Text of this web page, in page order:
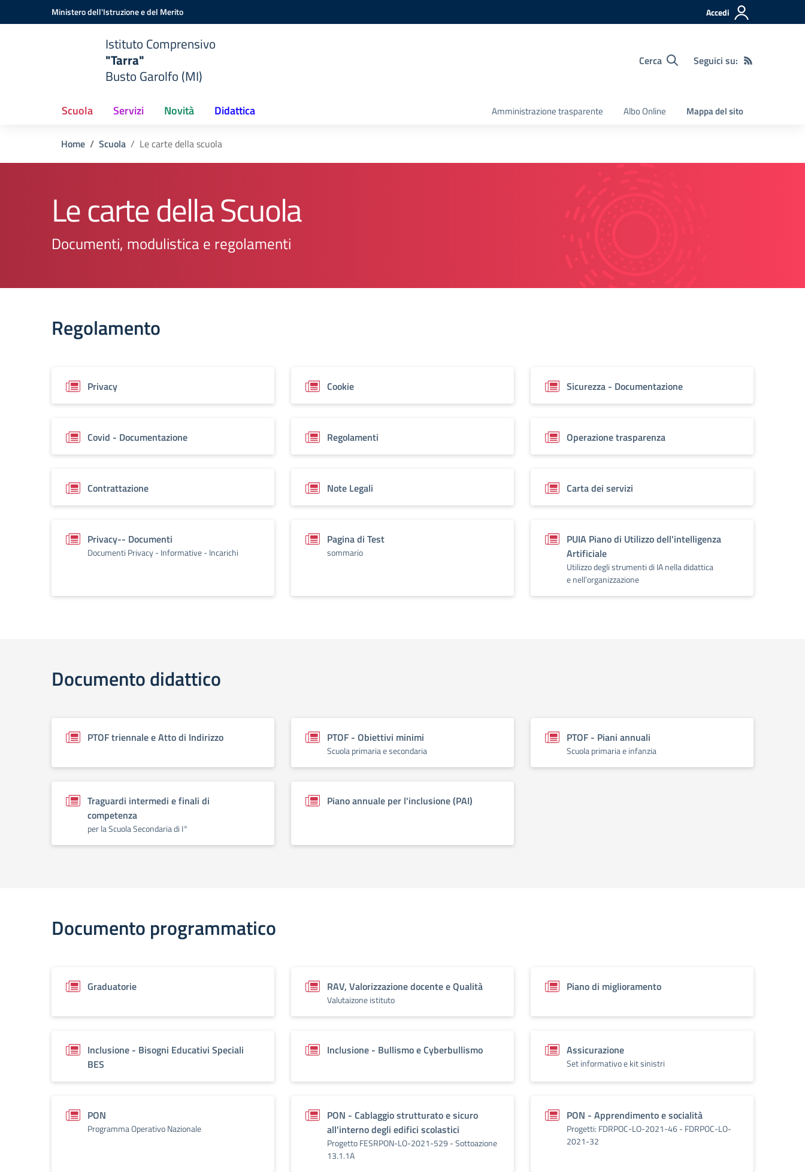
Vai ai contenuti
Vai al menu di navigazioneMinistero dell'Istruzione e del Merito Accedi
Istituto Comprensivo
"Tarra"
Busto Garolfo (MI)
Cerca Seguici su:
Scuola Servizi Novità Didattica Amministrazione trasparente Albo Online Mappa del sito
Home Scuola Le carte della scuola
Le carte della Scuola
Documenti, modulistica e regolamenti
Regolamento
Privacy Cookie Sicurezza - Documentazione
Covid - Documentazione Regolamenti Operazione trasparenza
Contrattazione Note Legali Carta dei servizi
Privacy-- Documenti
Documenti Privacy - Informative - Incarichi
Pagina di Test
sommario
PUIA Piano di Utilizzo dell'intelligenza
Artificiale
Utilizzo degli strumenti di IA nella didattica
e nell’organizzazione
Documento didattico
PTOF triennale e Atto di Indirizzo PTOF - Obiettivi minimi
Scuola primaria e secondaria
PTOF - Piani annuali
Scuola primaria e infanzia
Traguardi intermedi e finali di
competenza
per la Scuola Secondaria di I°
Piano annuale per l'inclusione (PAI)
Documento programmatico
Graduatorie RAV, Valorizzazione docente e Qualità
Valutaizone istituto
Piano di miglioramento
Inclusione - Bisogni Educativi Speciali
BES
Inclusione - Bullismo e Cyberbullismo Assicurazione
Set informativo e kit sinistri
PON
Programma Operativo Nazionale
PON - Cablaggio strutturato e sicuro
all'interno degli edifici scolastici
Progetto FESRPON-LO-2021-529 - Sottoazione
13.1.1A
PON - Apprendimento e socialità
Progetti: FDRPOC-LO-2021-46 - FDRPOC-LO-
2021-32